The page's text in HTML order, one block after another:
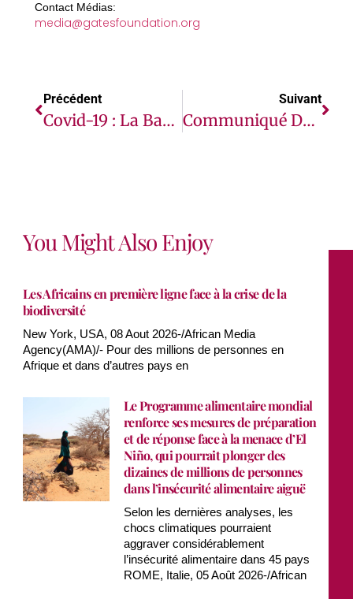
Contact Médias:
media@gatesfoundation.org
Précédent
Covid-19 : La Banque Africaine De Développement Mobilise Plus De 13 Millions De Dollars Pour Soutenir La Zone CEMAC Et La RD Congo
Suivant
Communiqué Du Bureau Des Conseils Des Gouverneurs Du Groupe De La Banque Africaine De Développement Suite À Sa Réunion Du 4 Juin 2020 Relative Au Traitement De La Plainte De Lanceurs D’alerte Contre Le Président Du Groupe De La Banque Africaine De Développement
You Might Also Enjoy
Les Africains en première ligne face à la crise de la
biodiversité
New York, USA, 08 Aout 2026-/African Media
Agency(AMA)/- Pour des millions de personnes en
Afrique et dans d’autres pays en
Le Programme alimentaire mondial
renforce ses mesures de préparation
et de réponse face à la menace d’El
Niño, qui pourrait plonger des
dizaines de millions de personnes
dans l’insécurité alimentaire aiguë
Selon les dernières analyses, les
chocs climatiques pourraient
aggraver considérablement
l’insécurité alimentaire dans 45 pays
ROME, Italie, 05 Août 2026-/African